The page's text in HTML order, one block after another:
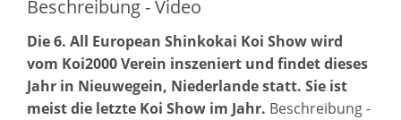
Beschreibung - Video
Die 6. All European Shinkokai Koi Show wird
vom Koi2000 Verein inszeniert und findet dieses
Jahr in Nieuwegein, Niederlande statt. Sie ist
meist die letzte Koi Show im Jahr. Beschreibung -